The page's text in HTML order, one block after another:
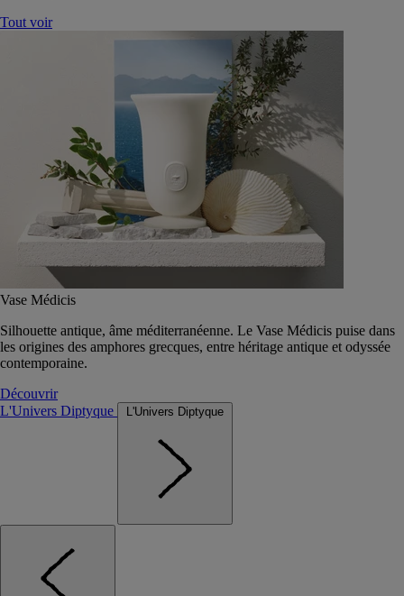
Tout voir
Vase Médicis
Silhouette antique, âme méditerranéenne. Le Vase Médicis puise dans
les origines des amphores grecques, entre héritage antique et odyssée
contemporaine.
Découvrir
L'Univers Diptyque
L'Univers Diptyque